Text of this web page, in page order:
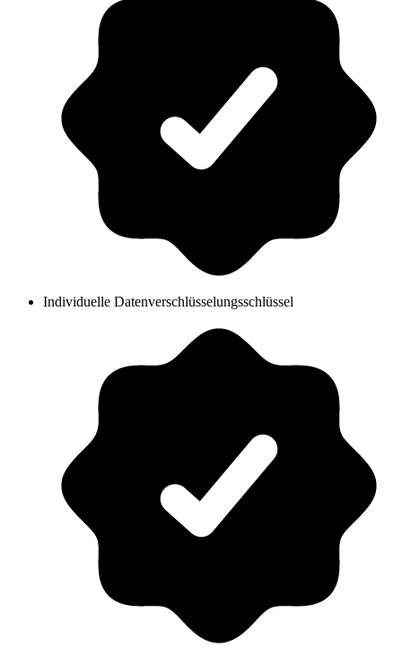
Individuelle Datenverschlüsselungsschlüssel